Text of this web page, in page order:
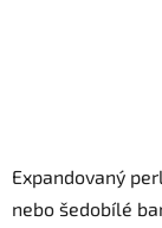
Expandovaný
nebo šedobílé